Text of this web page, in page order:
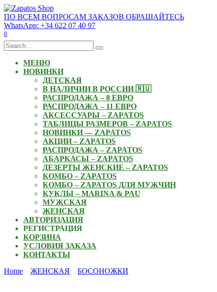
Skip
to
content
ПО ВСЕМ ВОПРОСАМ ЗАКАЗОВ ОБРАЩАЙТЕСЬ
WhatsApp: +34 622 07 40 97
0
Search
for:
МЕНЮ
НОВИНКИ
ДЕТСКАЯ
В НАЛИЧИИ В РОССИИ 🇷🇺
РАСПРОДАЖА – 8 ЕВРО
РАСПРОДАЖА – 11 ЕВРО
АКСЕССУАРЫ – ZAPATOS
ТАБЛИЦЫ РАЗМЕРОВ – ZAPATOS
НОВИНКИ — ZAPATOS
АКЦИИ – ZAPATOS
РАСПРОДАЖА – ZAPATOS
АБАРКАСЫ – ZAPATOS
ДЕЗЕРТЫ ЖЕНСКИЕ – ZAPATOS
КОМБО – ZAPATOS
КОМБО – ZAPATOS ДЛЯ МУЖЧИН
КУКЛЫ – MARINA & PAU
МУЖСКАЯ
ЖЕНСКАЯ
АВТОРИЗАЦИЯ
РЕГИСТРАЦИЯ
КОРЗИНА
УСЛОВИЯ ЗАКАЗА
КОНТАКТЫ
Home
ЖЕНСКАЯ БОСОНОЖКИ